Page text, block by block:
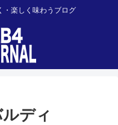
・楽しく味わうブログ
ディ